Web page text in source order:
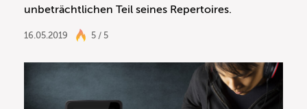
unbeträchtlichen Teil seines Repertoires.
16.05.2019 5 / 5